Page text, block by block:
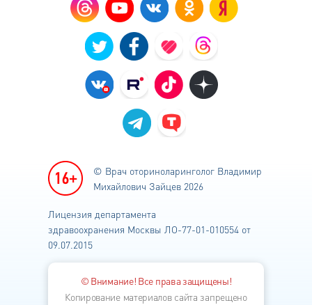
© Врач оториноларинголог Владимир
Михайлович Зайцев 2026
Лицензия департамента
здравоохранения Москвы ЛО-77-01-010554 от
09.07.2015
© Внимание! Все права защищены!
Копирование материалов сайта запрещено